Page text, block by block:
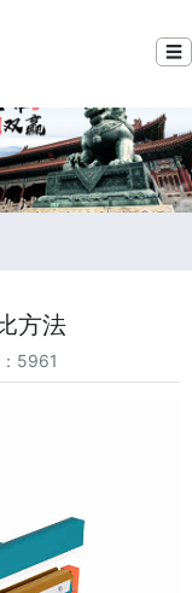
☰
方法
5961